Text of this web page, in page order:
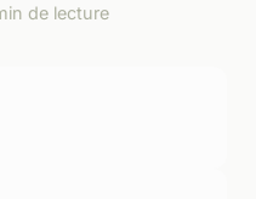
de lecture